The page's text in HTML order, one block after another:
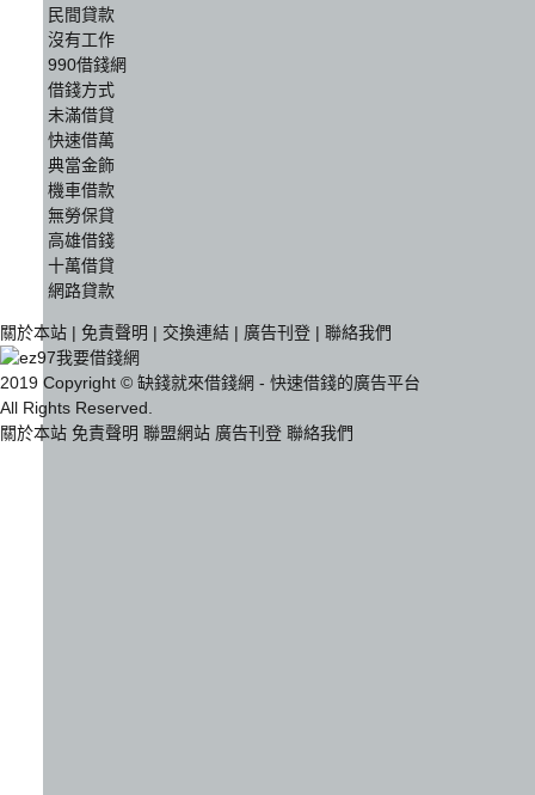
民間貸款
沒有工作
990借錢網
借錢方式
未滿借貸
快速借萬
典當金飾
機車借款
無勞保貸
高雄借錢
十萬借貸
網路貸款
關於本站 | 免責聲明 | 交換連結 | 廣告刊登 | 聯絡我們
2019 Copyright © 缺錢就來借錢網 - 快速借錢的廣告平台
All Rights Reserved.
關於本站 免責聲明 聯盟網站 廣告刊登 聯絡我們